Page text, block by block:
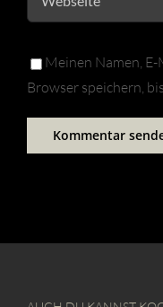
Meinen Namen,
Browser speichern,